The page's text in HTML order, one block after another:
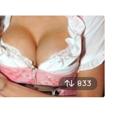
833